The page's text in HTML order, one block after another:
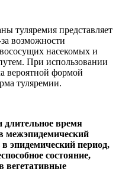
туляремия представляет
возможности
насекомых и
При использовании
вероятной формой
туляремии.
длительное время
межэпидемический
эпидемический период,
состояние,
вегетативные